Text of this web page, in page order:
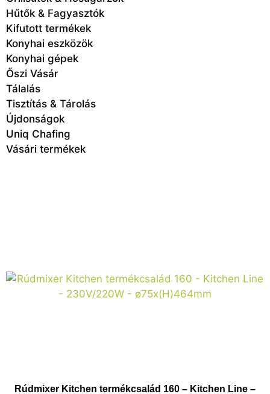
Hűtők & Fagyasztók
Kifutott termékek
Konyhai eszközök
Konyhai gépek
Őszi Vásár
Tálalás
Tisztítás & Tárolás
Újdonságok
Uniq Chafing
Vásári termékek
Rúdmixer Kitchen termékcsalád 160 – Kitchen Line –